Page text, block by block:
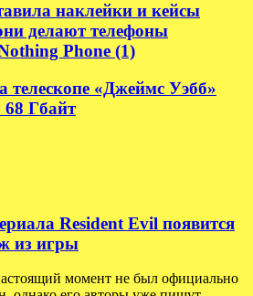
наклейки и кейсы
делают телефоны
Phone (1)
телескопе «Джеймс Уэбб»
68 Гбайт
Resident Evil появится
из игры
момент не был официально